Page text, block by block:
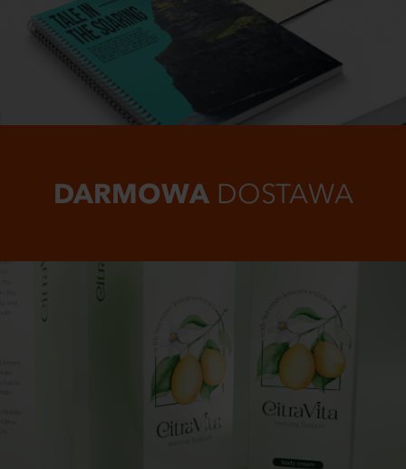
DARMOWA DOSTAWA